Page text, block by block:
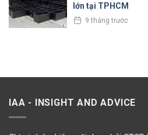
lớn tại TPHCM
9 tháng trước
IAA - INSIGHT AND ADVICE